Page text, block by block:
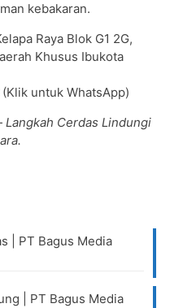
kebakaran.
Raya Blok G1 2G,
Khusus Ibukota
untuk WhatsApp)
Langkah Cerdas Lindungi
| PT Bagus Media
| PT Bagus Media